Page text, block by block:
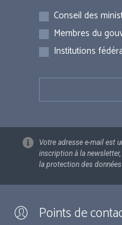
Inscriptions
Conseil des
Membres du
Institutions
Votre adresse e-mail est
inscription à la
la protection des
Points de